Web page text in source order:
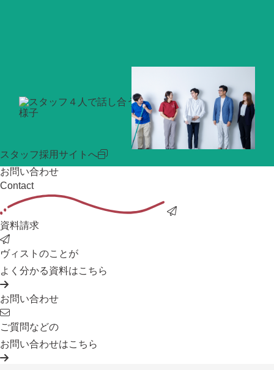
スタッフ採用サイトへ
お問い合わせ
Contact
資料請求
ヴィストのことが
よく分かる資料はこちら
お問い合わせ
ご質問などの
お問い合わせはこちら